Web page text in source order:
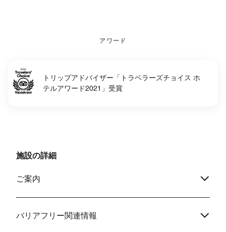
アワード
トリップアドバイザー「トラベラーズチョイス ホ
テルアワード2021」受賞
施設の詳細
ご案内
バリアフリー関連情報